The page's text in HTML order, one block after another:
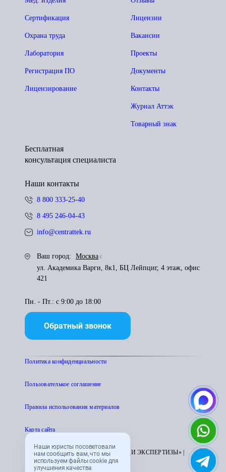
Наши юристы посоветовали
нам сообщить вам, что мы
используем файлы cookie для
улучшения качества
Лицензии
Вакансии
Проекты
Документы
Контакты
Журнал Аттэк
Товарный знак
Сертификация
Охрана труда
Лаборатория
Регистрация ПО
Лицензирование
Бесплатная
консультация специалиста
Наши контакты
8 800 333-25-40
8 495 246-04-43
info@centrattek.ru
Ваш город:
Москва
ул. Академика Варги, 8к1, БЦ Лейпциг, 4 этаж, офис
421
Пн. - Пт.: с 9:00 до 18:00
Обратный звонок
Политика конфиденциальности
Пользователькое соглашение
Правила использования материалов
Карта сайта
© 1995 - 2026 «ЦЕНТР АТТЕСТАЦИИ И ЭКСПЕРТИЗЫ» |
CENTRATTEK.RU